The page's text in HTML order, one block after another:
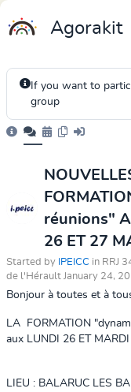
Agorakit
If you want to
group
réunions"
26 ET 27
Started by IPEICC in RRJ
de l'Hérault January 24,
Bonjour à toutes et à
LA FORMATION
aux LUNDI 26 ET
LIEU : BALARUC LES